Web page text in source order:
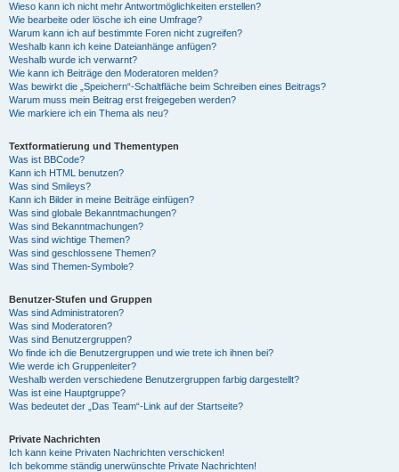
Wieso kann ich nicht mehr Antwortmöglichkeiten erstellen?
Wie bearbeite oder lösche ich eine Umfrage?
Warum kann ich auf bestimmte Foren nicht zugreifen?
Weshalb kann ich keine Dateianhänge anfügen?
Weshalb wurde ich verwarnt?
Wie kann ich Beiträge den Moderatoren melden?
Was bewirkt die „Speichern“-Schaltfläche beim Schreiben eines Beitrags?
Warum muss mein Beitrag erst freigegeben werden?
Wie markiere ich ein Thema als neu?
Textformatierung und Thementypen
Was ist BBCode?
Kann ich HTML benutzen?
Was sind Smileys?
Kann ich Bilder in meine Beiträge einfügen?
Was sind globale Bekanntmachungen?
Was sind Bekanntmachungen?
Was sind wichtige Themen?
Was sind geschlossene Themen?
Was sind Themen-Symbole?
Benutzer-Stufen und Gruppen
Was sind Administratoren?
Was sind Moderatoren?
Was sind Benutzergruppen?
Wo finde ich die Benutzergruppen und wie trete ich ihnen bei?
Wie werde ich Gruppenleiter?
Weshalb werden verschiedene Benutzergruppen farbig dargestellt?
Was ist eine Hauptgruppe?
Was bedeutet der „Das Team“-Link auf der Startseite?
Private Nachrichten
Ich kann keine Privaten Nachrichten verschicken!
Ich bekomme ständig unerwünschte Private Nachrichten!